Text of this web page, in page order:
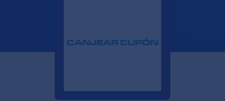
CANJEAR CUPÓN